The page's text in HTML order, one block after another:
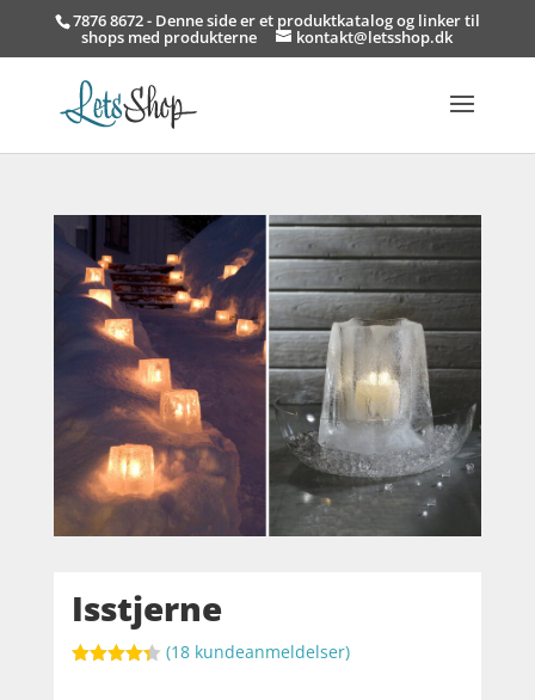
7876 8672 - Denne side er et produktkatalog og linker til
shops med produkterne kontakt@letsshop.dk
Isstjerne
(18 kundeanmeldelser)